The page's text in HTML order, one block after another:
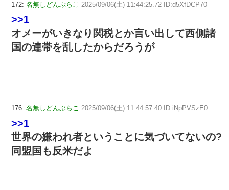
172: 名無しどんぶらこ 2025/09/06(土) 11:44:25.72 ID:d5XfDCP70
>>1
オメーがいきなり関税とか言い出して西側諸
国の連帯を乱したからだろうが
176: 名無しどんぶらこ 2025/09/06(土) 11:44:57.40 ID:iNpPVSzE0
>>1
世界の嫌われ者ということに気づいてないの?
同盟国も反米だよ